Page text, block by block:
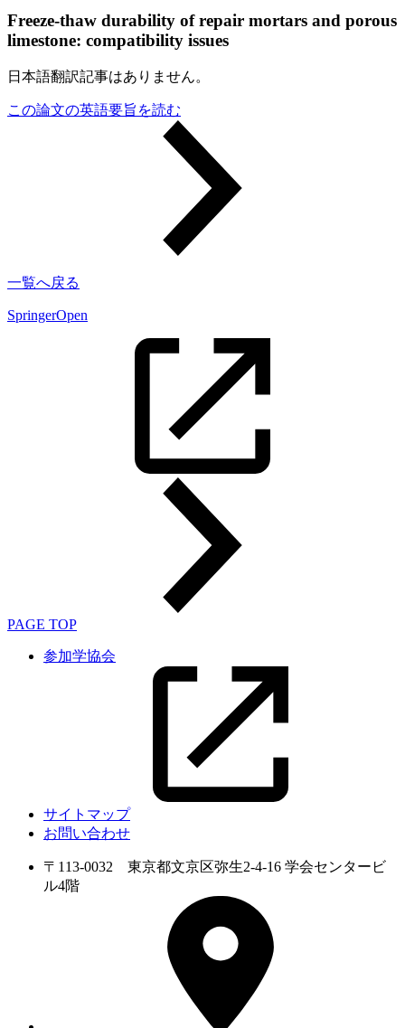
Freeze-thaw durability of repair mortars and porous
limestone: compatibility issues
日本語翻訳記事はありません。
この論文の英語要旨を読む
一覧へ戻る
SpringerOpen
PAGE TOP
参加学協会
サイトマップ
お問い合わせ
〒113-0032 東京都文京区弥生2-4-16 学会センタービ
ル4階